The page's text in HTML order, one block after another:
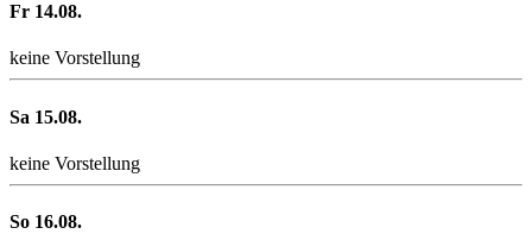
Fr 14.08.
keine Vorstellung
Sa 15.08.
keine Vorstellung
So 16.08.